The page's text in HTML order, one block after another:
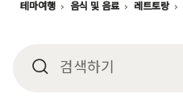
테마여행
음식 및 음료 레트토랑
검 검색하기